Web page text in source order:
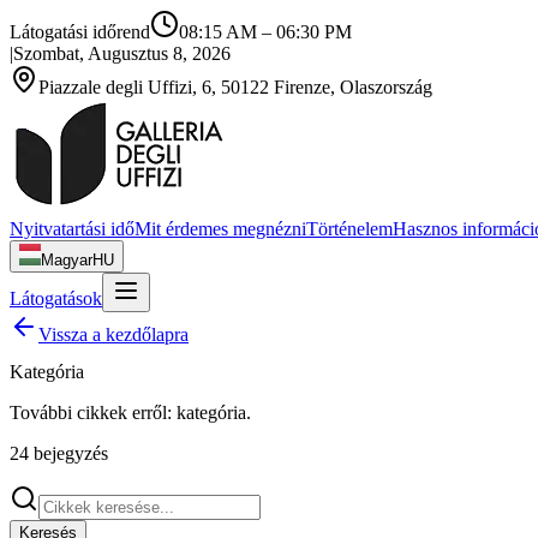
Látogatási időrend 08:15 AM – 06:30 PM
|Szombat, Augusztus 8, 2026
Piazzale degli Uffizi, 6, 50122 Firenze, Olaszország
Nyitvatartási időMit érdemes megnézniTörténelemHasznos
MagyarHU
Látogatások
Vissza a kezdőlapra
Kategória
További cikkek erről: kategória.
24 bejegyzés
Keresés